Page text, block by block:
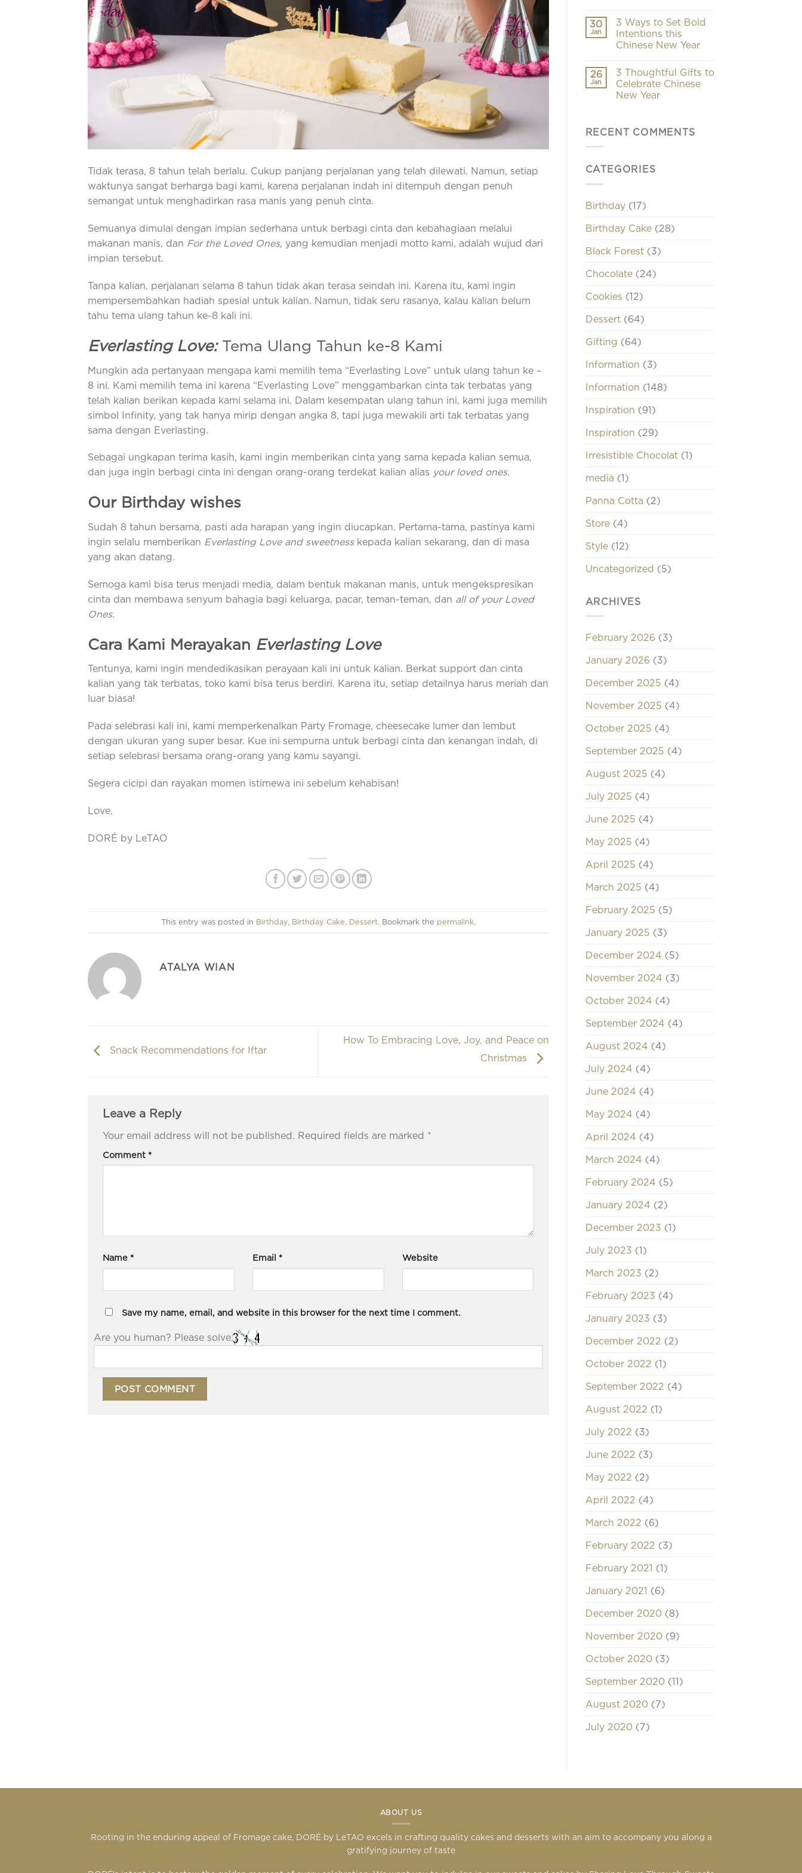
Tidak terasa, 8 tahun telah berlalu. Cukup panjang perjalanan yang telah dilewati. Namun, setiap
waktunya sangat berharga bagi kami, karena perjalanan indah ini ditempuh dengan penuh
semangat untuk menghadirkan rasa manis yang penuh cinta.
Semuanya dimulai dengan impian sederhana untuk berbagi cinta dan kebahagiaan melalui
makanan manis, dan For the Loved Ones, yang kemudian menjadi motto kami, adalah wujud dari
impian tersebut.
Tanpa kalian, perjalanan selama 8 tahun tidak akan terasa seindah ini. Karena itu, kami ingin
mempersembahkan hadiah spesial untuk kalian. Namun, tidak seru rasanya, kalau kalian belum
tahu tema ulang tahun ke-8 kali ini.
Everlasting Love: Tema Ulang Tahun ke-8 Kami
Mungkin ada pertanyaan mengapa kami memilih tema “Everlasting Love” untuk ulang tahun ke –
8 ini. Kami memilih tema ini karena “Everlasting Love” menggambarkan cinta tak terbatas yang
telah kalian berikan kepada kami selama ini. Dalam kesempatan ulang tahun ini, kami juga memilih
simbol Infinity, yang tak hanya mirip dengan angka 8, tapi juga mewakili arti tak terbatas yang
sama dengan Everlasting.
Sebagai ungkapan terima kasih, kami ingin memberikan cinta yang sama kepada kalian semua,
dan juga ingin berbagi cinta ini dengan orang-orang terdekat kalian alias your loved ones.
Our Birthday wishes
Sudah 8 tahun bersama, pasti ada harapan yang ingin diucapkan. Pertama-tama, pastinya kami
ingin selalu memberikan Everlasting Love and sweetness kepada kalian sekarang, dan di masa
yang akan datang.
Semoga kami bisa terus menjadi media, dalam bentuk makanan manis, untuk mengekspresikan
cinta dan membawa senyum bahagia bagi keluarga, pacar, teman-teman, dan all of your Loved
Ones.
Cara Kami Merayakan Everlasting Love
Tentunya, kami ingin mendedikasikan perayaan kali ini untuk kalian. Berkat support dan cinta
kalian yang tak terbatas, toko kami bisa terus berdiri. Karena itu, setiap detailnya harus meriah dan
luar biasa!
Pada selebrasi kali ini, kami memperkenalkan Party Fromage, cheesecake lumer dan lembut
dengan ukuran yang super besar. Kue ini sempurna untuk berbagi cinta dan kenangan indah, di
setiap selebrasi bersama orang-orang yang kamu sayangi.
Segera cicipi dan rayakan momen istimewa ini sebelum kehabisan!
Love,
DORÉ by LeTAO
This entry was posted in Birthday, Birthday Cake, Dessert. Bookmark the permalink.
ATALYA WIAN
Snack Recommendations for Iftar
How To Embracing Love, Joy, and Peace on
Christmas
Leave a Reply
Your email address will not be published. Required fields are marked *
Comment *
Name * Email * Website
Save my name, email, and website in this browser for the next time I comment.
Are you human? Please solve:
30
Jan
3 Ways to Set Bold
Intentions this
Chinese New Year
26
Jan
3 Thoughtful Gifts to
Celebrate Chinese
New Year
RECENT COMMENTS
CATEGORIES
Birthday(17)
Birthday Cake(28)
Black Forest(3)
Chocolate(24)
Cookies (12)
Dessert(64)
Gifting (64)
Information (3)
Information (148)
Inspiration (91)
Inspiration (29)
Irresistible Chocolat(1)
media (1)
Panna Cotta (2)
Store(4)
Style(12)
Uncategorized (5)
ARCHIVES
February 2026(3)
January 2026(3)
December 2025 (4)
November 2025 (4)
October 2025 (4)
September 2025 (4)
August 2025 (4)
July 2025 (4)
June 2025 (4)
May 2025 (4)
April 2025 (4)
March 2025 (4)
February 2025 (5)
January 2025 (3)
December 2024 (5)
November 2024 (3)
October 2024 (4)
September 2024 (4)
August 2024 (4)
July 2024 (4)
June 2024 (4)
May 2024 (4)
April 2024 (4)
March 2024 (4)
February 2024 (5)
January 2024 (2)
December 2023 (1)
July 2023 (1)
March 2023 (2)
February 2023 (4)
January 2023 (3)
December 2022 (2)
October 2022 (1)
September 2022 (4)
August 2022 (1)
July 2022 (3)
June 2022 (3)
May 2022 (2)
April 2022 (4)
March 2022 (6)
February 2022 (3)
February 2021 (1)
January 2021 (6)
December 2020(8)
November 2020(9)
October 2020(3)
September 2020(11)
August 2020(7)
July 2020(7)
ABOUT US
Rooting in the enduring appeal of Fromage cake, DORÉ by LeTAO excels in crafting quality cakes and desserts with an aim to accompany you along a
gratifying journey of taste